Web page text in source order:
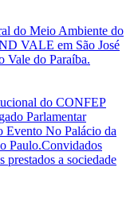
do Meio Ambiente do
VALE em São José
Vale do Paraíba.
do CONFEP
Parlamentar
No Palácio da
Paulo.Convidados
prestados a sociedade